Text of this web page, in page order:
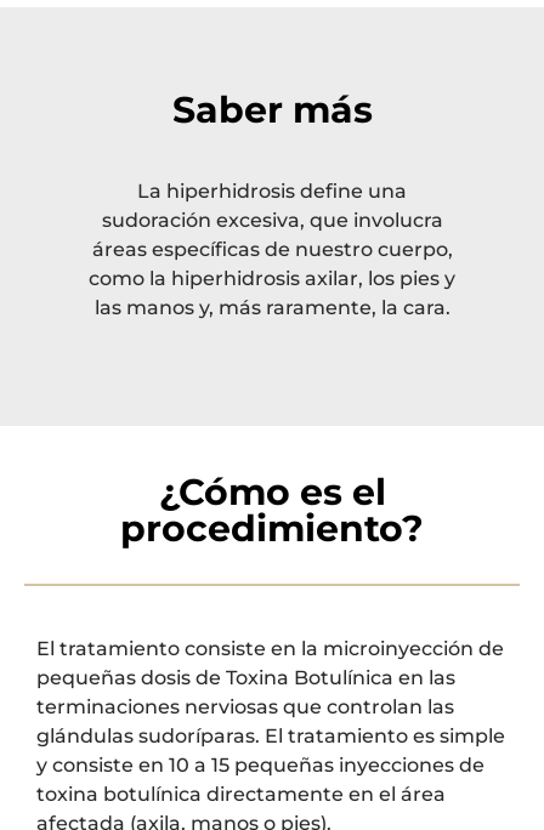
Saber más
La hiperhidrosis define una
sudoración excesiva, que involucra
áreas específicas de nuestro cuerpo,
como la hiperhidrosis axilar, los pies y
las manos y, más raramente, la cara.
¿Cómo es el
procedimiento?
El tratamiento consiste en la microinyección de
pequeñas dosis de Toxina Botulínica en las
terminaciones nerviosas que controlan las
glándulas sudoríparas. El tratamiento es simple
y consiste en 10 a 15 pequeñas inyecciones de
toxina botulínica directamente en el área
afectada (axila, manos o pies).